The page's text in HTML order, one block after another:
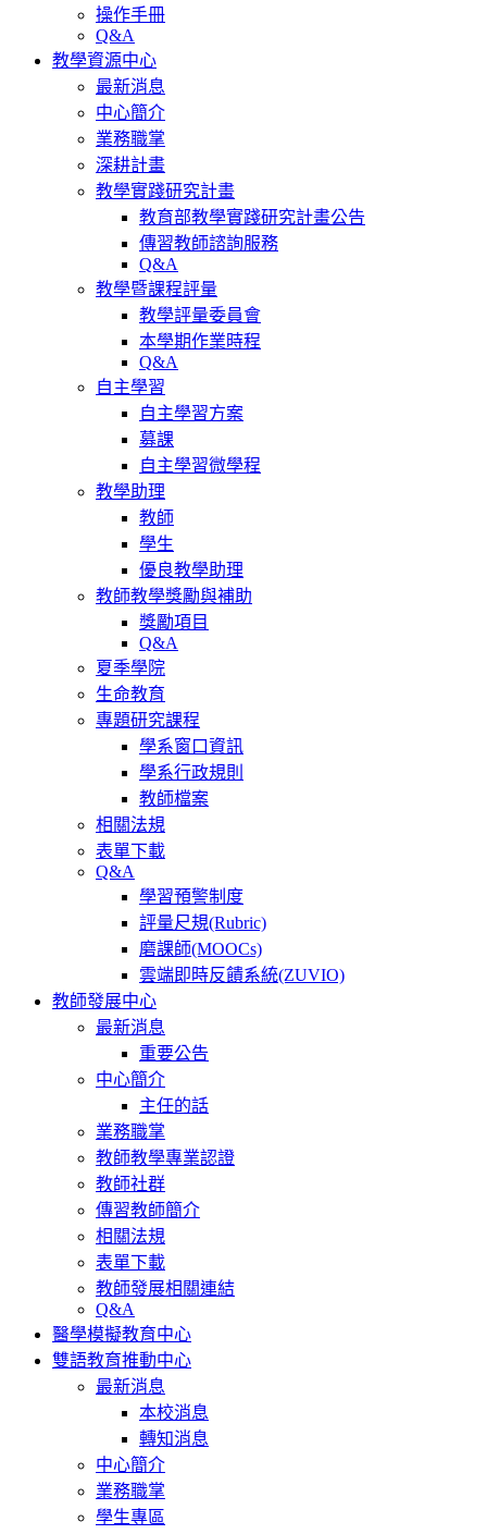
操作手冊
Q&A
教學資源中心
最新消息
中心簡介
業務職掌
深耕計畫
教學實踐研究計畫
教育部教學實踐研究計畫公告
傳習教師諮詢服務
Q&A
教學暨課程評量
教學評量委員會
本學期作業時程
Q&A
自主學習
自主學習方案
募課
自主學習微學程
教學助理
教師
學生
優良教學助理
教師教學獎勵與補助
獎勵項目
Q&A
夏季學院
生命教育
專題研究課程
學系窗口資訊
學系行政規則
教師檔案
相關法規
表單下載
Q&A
學習預警制度
評量尺規(Rubric)
磨課師(MOOCs)
雲端即時反饋系統(ZUVIO)
教師發展中心
最新消息
重要公告
中心簡介
主任的話
業務職掌
教師教學專業認證
教師社群
傳習教師簡介
相關法規
表單下載
教師發展相關連結
Q&A
醫學模擬教育中心
雙語教育推動中心
最新消息
本校消息
轉知消息
中心簡介
業務職掌
學生專區